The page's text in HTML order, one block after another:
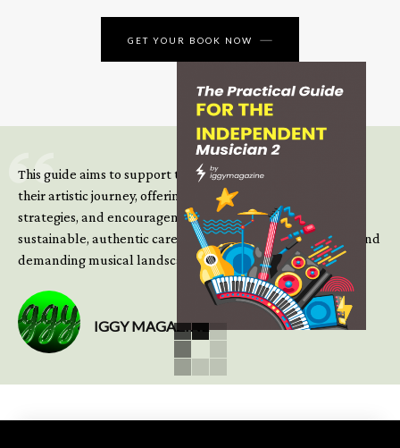
GET YOUR BOOK NOW
This guide aims to support those climbing the next steps of
their artistic journey, offering practical insight, updated
strategies, and encouragement to continue building
sustainable, authentic careers in an increasingly complex and
demanding musical landscape.
IGGY MAGAZINE